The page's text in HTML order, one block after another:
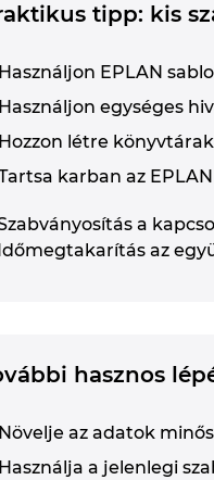
tipp: kis
Használjon EPLAN
Használjon egységes
Hozzon létre
karban az
a
az
hasznos
Növelje az adatok
Használja a jelenlegi